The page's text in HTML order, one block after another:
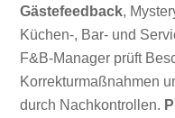
Gästefeedback,
Küchen-, Bar- und
F&B-Manager prüft
Korrekturmaßnahmen
durch Nachkontrollen.